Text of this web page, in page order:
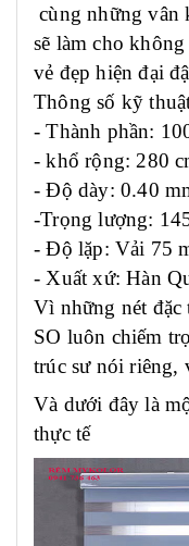
cùng những vân
sẽ làm cho
vẻ đẹp hiện đại
Thông số kỹ
- Thành phần:
- khổ rộng: 280
- Độ dày: 0.40
-Trọng lượng:
- Độ lặp: Vải 75
- Xuất xứ: Hàn
Vì những nét đặc
SO luôn chiếm
trúc sư nói riêng,
Và dưới đây là
thực tế